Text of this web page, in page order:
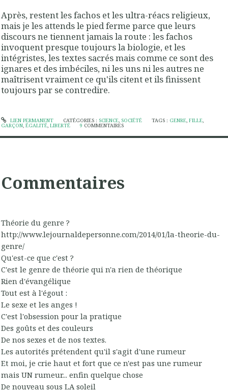
Après, restent les fachos et les ultra-réacs religieux,
mais je les attends le pied ferme parce que leurs
discours ne tiennent jamais la route : les fachos
invoquent presque toujours la biologie, et les
intégristes, les textes sacrés mais comme ce sont des
ignares et des imbéciles, ni les uns ni les autres ne
maîtrisent vraiment ce qu'ils citent et ils finissent
toujours par se contredire.
LIEN PERMANENT CATÉGORIES : SCIENCE, SOCIÉTÉ TAGS : GENRE,FILLE,
GARÇON, ÉGALITÉ, LIBERTÉ 9 COMMENTAIRES
Commentaires
Théorie du genre ?
http://www.lejournaldepersonne.com/2014/01/la-theorie-du-
genre/ ‎
Qu'est-ce que c'est ?
C'est le genre de théorie qui n'a rien de théorique
Rien d'évangélique
Tout est à l'égout :
Le sexe et les anges !
C'est l'obsession pour la pratique
Des goûts et des couleurs
De nos sexes et de nos textes.
Les autorités prétendent qu'il s'agit d'une rumeur
Et moi, je crie haut et fort que ce n'est pas une rumeur
mais UN rumeur... enfin quelque chose
De nouveau sous LA soleil